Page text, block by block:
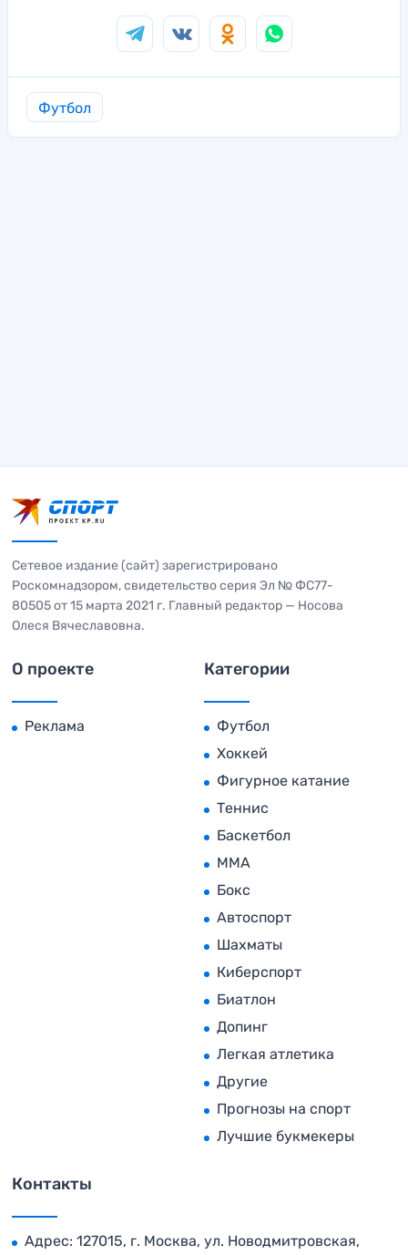
Футбол
Сетевое издание (сайт) зарегистрировано
Роскомнадзором, свидетельство серия Эл № ФС77-
80505 от 15 марта 2021 г. Главный редактор — Носова
Олеся Вячеславовна.
О проекте
Реклама
Категории
Футбол
Хоккей
Фигурное катание
Теннис
Баскетбол
MMA
Бокс
Автоспорт
Шахматы
Киберспорт
Биатлон
Допинг
Легкая атлетика
Другие
Прогнозы на спорт
Лучшие букмекеры
Контакты
Адрес: 127015, г. Москва, ул. Новодмитровская,